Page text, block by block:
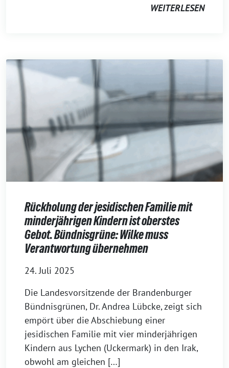
WEITERLESEN
Rückholung der jesidischen Familie mit
minderjährigen Kindern ist oberstes
Gebot. Bündnisgrüne: Wilke muss
Verantwortung übernehmen
24. Juli 2025
Die Landesvorsitzende der Brandenburger
Bündnisgrünen, Dr. Andrea Lübcke, zeigt sich
empört über die Abschiebung einer
jesidischen Familie mit vier minderjährigen
Kindern aus Lychen (Uckermark) in den Irak,
obwohl am gleichen […]